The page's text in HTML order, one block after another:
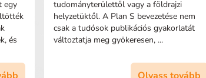
egy
és
tudományterülettől vagy a földrajzi
helyzetüktől. A Plan S bevezetése nem
csak a tudósok publikációs gyakorlatát
változtatja meg gyökeresen, ...